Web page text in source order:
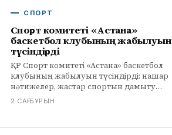
СПОРТ
Спорт комитеті «Астана»
баскетбол клубының жабылуын
түсіндірді
ҚР Спорт комитеті «Астана» баскетбол
клубының жабылуын түсіндірді: нашар
нәтижелер, жастар спортын дамыту
жоспары және заңнамалық өзгерістер.
2 САҒ БҰРЫН